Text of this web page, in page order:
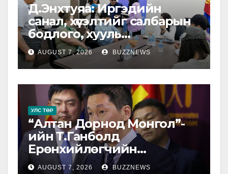
Д.Энхтуяа: Иргэдийн
санал, хүсэлтийг салбарын
бодлого, хууль
тогтоомжид тусган бодит
шийдэлд хүргэхийн төлөө
ажиллана
AUGUST 7, 2026 BUZZNEWS
УЛС ТӨР
“Алтан Дорнод Монгол”-
ийн Т.Ганболд
Ерөнхийлөгчийн
сонгуульд нэр дэвшихээ
AUGUST 7, 2026 BUZZNEWS